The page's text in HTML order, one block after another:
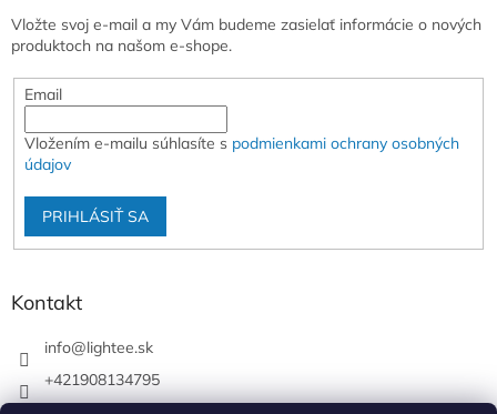
Vložte svoj e-mail a my Vám budeme zasielať informácie o nových
produktoch na našom e-shope.
Email
Vložením e-mailu súhlasíte s podmienkami ochrany osobných
údajov
PRIHLÁSIŤ SA
Kontakt
info@lightee.sk
+421908134795